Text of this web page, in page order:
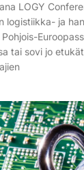
LOGY
logistiikka- ja
tai sovi jo